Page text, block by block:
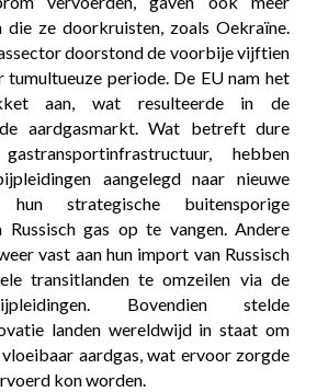
die ze doorkruisten, zoals Oekraïne.
doorstond de voorbije vijftien
tumultueuze periode. De EU nam het
aan, wat resulteerde in de
aardgasmarkt. Wat betreft dure
hebben
aangelegd naar nieuwe
strategische buitensporige
Russisch gas op te vangen. Andere
vast aan hun import van Russisch
transitlanden te omzeilen via de
Bovendien stelde
landen wereldwijd in staat om
aardgas, wat ervoor zorgde
kon worden.